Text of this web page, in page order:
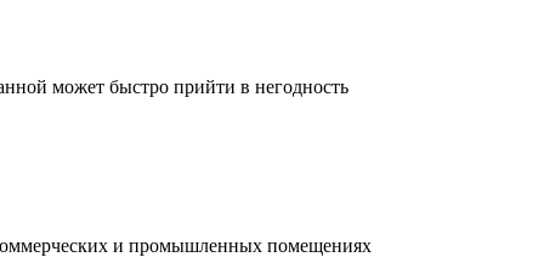
может быстро прийти в негодность
и промышленных помещениях